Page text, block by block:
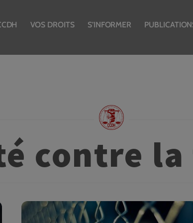
VOS DROITS S’INFORMER
contre